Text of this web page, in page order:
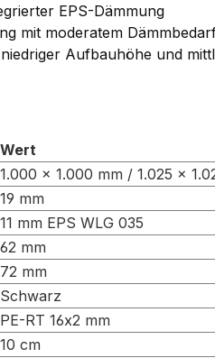
EPS-Dämmung
mit moderatem
Aufbauhöhe und
Wert
1.000 × 1.000 mm / 1.025 ×
19 mm
11 mm EPS WLG 035
62 mm
72 mm
Schwarz
PE-RT 16x2 mm
10 cm